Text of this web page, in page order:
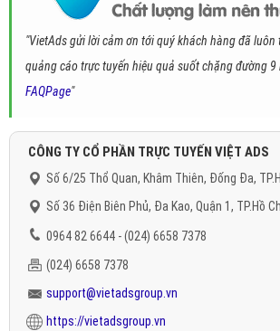
"VietAds gửi lời cảm ơn tới quý khách hàng đã
quảng cáo trực tuyến hiệu quả suốt chặng đường 9
FAQPage"
CÔNG TY CỔ PHẦN TRỰC TUYẾN VIỆT ADS
Số 6/25 Thổ Quan, Khâm Thiên, Đống Đa,
Số 36 Điện Biên Phủ, Đa Kao, Quận 1, TP.Hồ
0964 82 6644 - (024) 6658 7378
(024) 6658 7378
support@vietadsgroup.vn
https://vietadsgroup.vn